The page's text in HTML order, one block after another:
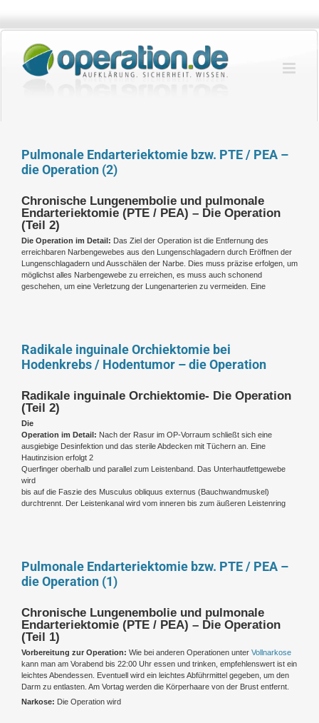
springen
Pulmonale Endarteriektomie bzw. PTE / PEA –
die Operation (2)
Chronische Lungenembolie und pulmonale
Endarteriektomie (PTE / PEA) – Die Operation
(Teil 2)
Die Operation im Detail: Das Ziel der Operation ist die Entfernung des
erreichbaren Narbengewebes aus den Lungenschlagadern durch Eröffnen der
Lungenschlagadern und Ausschälen der Narbe. Dies muss präzise erfolgen, um
möglichst alles Narbengewebe zu erreichen, es muss auch schonend
geschehen, um eine Verletzung der Lungenarterien zu vermeiden. Eine
Radikale inguinale Orchiektomie bei
Hodenkrebs / Hodentumor – die Operation
Radikale inguinale Orchiektomie- Die Operation
(Teil 2)
Die
Operation im Detail: Nach der Rasur im OP-Vorraum schließt sich eine
ausgiebige Desinfektion und das sterile Abdecken mit Tüchern an. Eine
Hautinzision erfolgt 2
Querfinger oberhalb und parallel zum Leistenband. Das Unterhautfettgewebe
wird
bis auf die Faszie des Musculus obliquus externus (Bauchwandmuskel)
durchtrennt. Der Leistenkanal wird vom inneren bis zum äußeren Leistenring
Pulmonale Endarteriektomie bzw. PTE / PEA –
die Operation (1)
Chronische Lungenembolie und pulmonale
Endarteriektomie (PTE / PEA) – Die Operation
(Teil 1)
Vorbereitung zur Operation: Wie bei anderen Operationen unter Vollnarkose
kann man am Vorabend bis 22:00 Uhr essen und trinken, empfehlenswert ist ein
leichtes Abendessen. Eventuell wird ein leichtes Abführmittel gegeben, um den
Darm zu entlasten. Am Vortag werden die Körperhaare von der Brust entfernt.
Narkose: Die Operation wird